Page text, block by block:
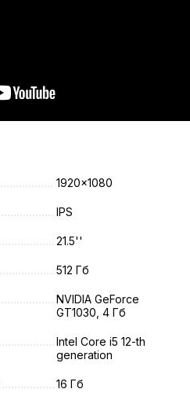
1920x1080
IPS
21.5''
512 Гб
NVIDIA GeForce
GT1030, 4 Гб
Intel Core i5 12-th
generation
16 Гб